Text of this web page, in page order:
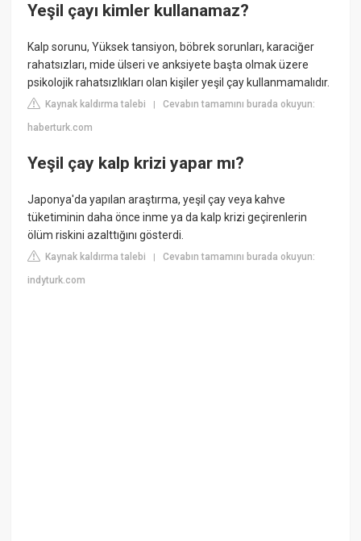
Yeşil çayı kimler kullanamaz?
Kalp sorunu, Yüksek tansiyon, böbrek sorunları, karaciğer
rahatsızları, mide ülseri ve anksiyete başta olmak üzere
psikolojik rahatsızlıkları olan kişiler yeşil çay kullanmamalıdır.
Kaynak kaldırma talebi |Cevabın tamamını burada okuyun:
haberturk.com
Yeşil çay kalp krizi yapar mı?
Japonya'da yapılan araştırma, yeşil çay veya kahve
tüketiminin daha önce inme ya da kalp krizi geçirenlerin
ölüm riskini azalttığını gösterdi.
Kaynak kaldırma talebi |Cevabın tamamını burada okuyun:
indyturk.com